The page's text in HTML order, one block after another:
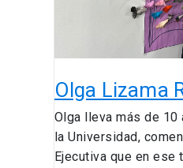
Olga Lizama
Olga lleva más de 10
la Universidad,
Ejecutiva que en ese